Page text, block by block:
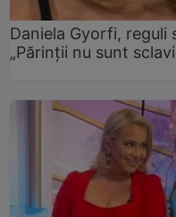
Daniela Gyorfi,
„Părinții nu sunt